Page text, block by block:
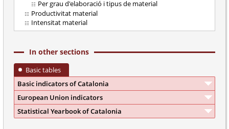
Per grau d'elaboració i tipus de material
Productivitat material
Intensitat material
In other sections
Basic tables
Basic indicators of Catalonia
European Union indicators
Statistical Yearbook of Catalonia